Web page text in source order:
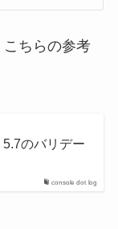
ちらの参考
console dot log
のバリデー